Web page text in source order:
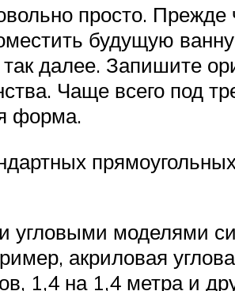
просто.
будущую
так далее. Запишите
Чаще всего под
форма.
угловыми моделями
акриловая
1,4 на 1,4 метра и